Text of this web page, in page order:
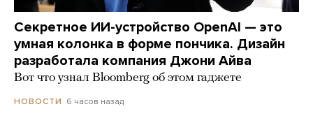
Секретное ИИ-устройство OpenAI — это
умная колонка в форме пончика. Дизайн
разработала компания Джони Айва
Вот что узнал Bloomberg об этом гаджете
НОВОСТИ 6 часов назад